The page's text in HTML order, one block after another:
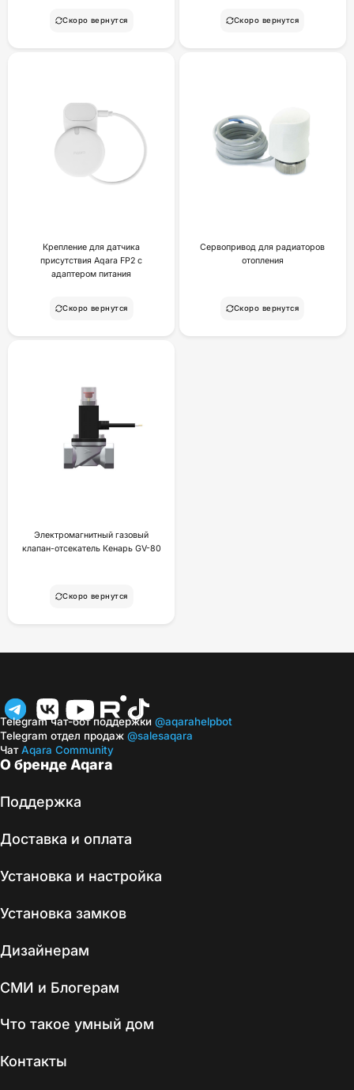
Скоро вернутся Скоро вернутся
Крепление для датчика
присутствия Aqara FP2 с
адаптером питания
Скоро вернутся
Сервопривод для радиаторов
отопления
Скоро вернутся
Электромагнитный газовый
клапан-отсекатель Кенарь GV-80
Скоро вернутся
О бренде Aqara
Поддержка
Доставка и оплата
Установка и настройка
Установка замков
Дизайнерам
СМИ и Блогерам
Что такое умный дом
Контакты
Telegram чат-бот поддержки @aqarahelpbot
Telegram отдел продаж @salesaqara
ЧатAqara Community